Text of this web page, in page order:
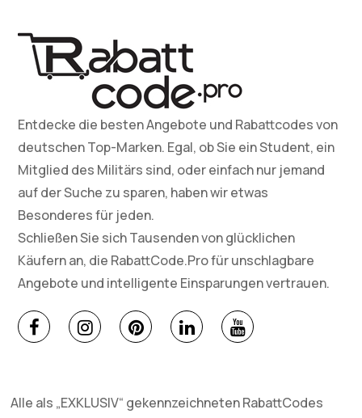
Entdecke die besten Angebote und Rabattcodes von
deutschen Top-Marken. Egal, ob Sie ein Student, ein
Mitglied des Militärs sind, oder einfach nur jemand
auf der Suche zu sparen, haben wir etwas
Besonderes für jeden.
Schließen Sie sich Tausenden von glücklichen
Käufern an, die RabattCode.Pro für unschlagbare
Angebote und intelligente Einsparungen vertrauen.
Alle als „EXKLUSIV“ gekennzeichneten RabattCodes